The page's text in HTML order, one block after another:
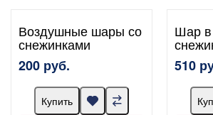
Воздушные шары со
снежинками
200 руб.
Купить
Шар
510